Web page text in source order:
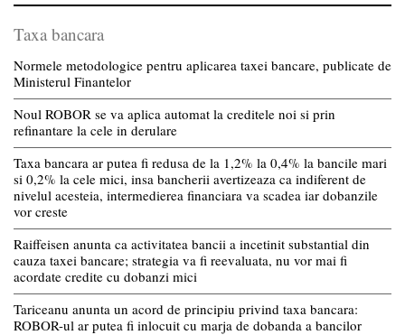
Taxa bancara
Normele metodologice pentru aplicarea taxei bancare, publicate de
Ministerul Finantelor
Noul ROBOR se va aplica automat la creditele noi si prin
refinantare la cele in derulare
Taxa bancara ar putea fi redusa de la 1,2% la 0,4% la bancile mari
si 0,2% la cele mici, insa bancherii avertizeaza ca indiferent de
nivelul acesteia, intermedierea financiara va scadea iar dobanzile
vor creste
Raiffeisen anunta ca activitatea bancii a incetinit substantial din
cauza taxei bancare; strategia va fi reevaluata, nu vor mai fi
acordate credite cu dobanzi mici
Tariceanu anunta un acord de principiu privind taxa bancara:
ROBOR-ul ar putea fi inlocuit cu marja de dobanda a bancilor